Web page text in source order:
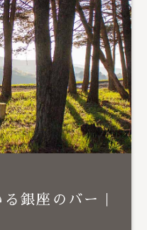
銀座のバー｜